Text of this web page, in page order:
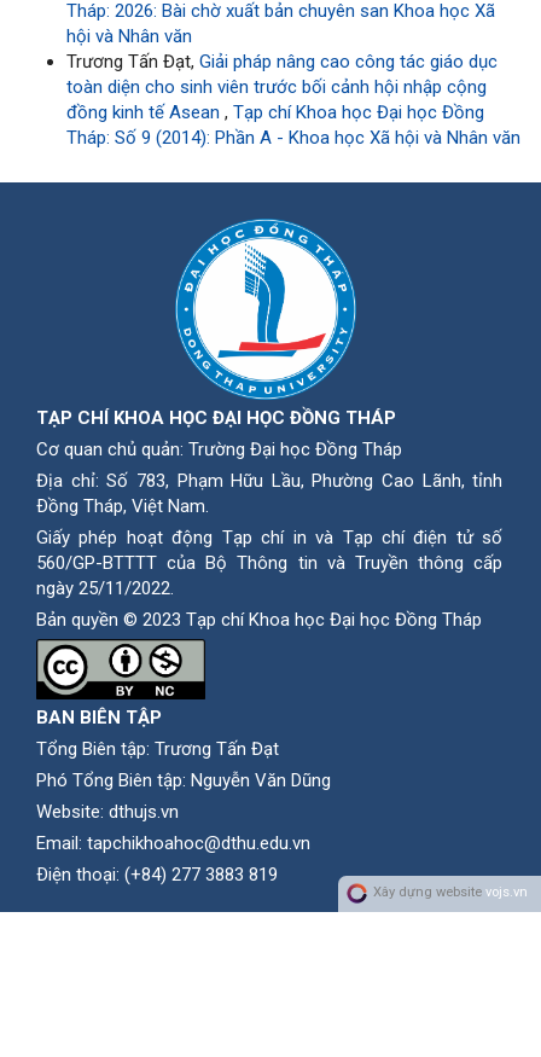
Tháp: 2026: Bài chờ xuất bản chuyên san Khoa học Xã
hội và Nhân văn
Trương Tấn Đạt, Giải pháp nâng cao công tác giáo dục
toàn diện cho sinh viên trước bối cảnh hội nhập cộng
đồng kinh tế Asean , Tạp chí Khoa học Đại học Đồng
Tháp: Số 9 (2014): Phần A - Khoa học Xã hội và Nhân văn
TẠP CHÍ KHOA HỌC ĐẠI HỌC ĐỒNG THÁP
Cơ quan chủ quản: Trường Đại học Đồng Tháp
Địa chỉ: Số 783, Phạm Hữu Lầu, Phường Cao Lãnh, tỉnh
Ðồng Tháp, Việt Nam.
Giấy phép hoạt động Tạp chí in và Tạp chí điện tử số
560/GP-BTTTT của Bộ Thông tin và Truyền thông cấp
ngày 25/11/2022.
Bản quyền © 2023 Tạp chí Khoa học Đại học Đồng Tháp
BAN BIÊN TẬP
Tổng Biên tập: Trương Tấn Đạt
Phó Tổng Biên tập: Nguyễn Văn Dũng
Website: dthujs.vn
Email: tapchikhoahoc@dthu.edu.vn
Ðiện thoại: (+84) 277 3883 819